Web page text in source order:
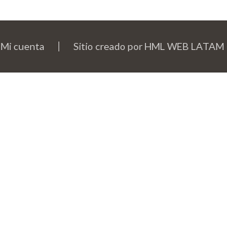
Mi cuenta Sitio creado por HML WEB